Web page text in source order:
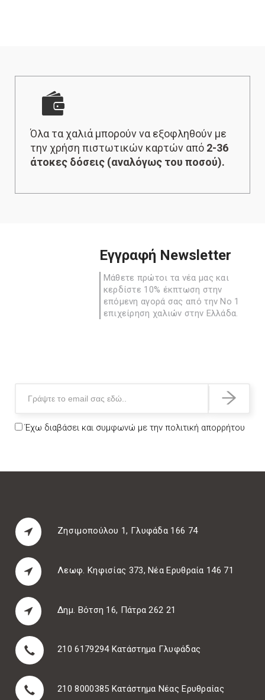
Όλα τα χαλιά μπορούν να εξοφληθούν με
την χρήση πιστωτικών καρτών από 2-36
άτοκες δόσεις (αναλόγως του ποσού).
Εγγραφή Newsletter
Μάθετε πρώτοι τα νέα μας και
κερδίστε 10% έκπτωση στην
επόμενη αγορά σας από την Νο 1
επιχείρηση χαλιών στην Ελλάδα.
Έχω διαβάσει και συμφωνώ με την πολιτική απορρήτου
Ζησιμοπούλου 1, Γλυφάδα 166 74
Λεωφ. Κηφισίας 373, Νέα Ερυθραία 146 71
Δημ. Βότση 16, Πάτρα 262 21
210 6179294Κατάστημα Γλυφάδας
210 8000385 Κατάστημα Νέας Ερυθραίας